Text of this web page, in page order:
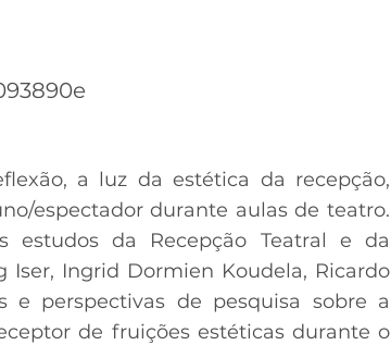
a luz da estética da recepção,
espectador durante aulas de teatro.
estudos da Recepção Teatral e da
Iser, Ingrid Dormien Koudela, Ricardo
e perspectivas de pesquisa sobre a
de fruições estéticas durante o